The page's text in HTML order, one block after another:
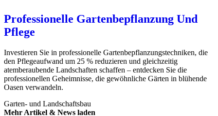
Professionelle Gartenbepflanzung Und
Pflege
Investieren Sie in professionelle Gartenbepflanzungstechniken, die
den Pflegeaufwand um 25 % reduzieren und gleichzeitig
atemberaubende Landschaften schaffen – entdecken Sie die
professionellen Geheimnisse, die gewöhnliche Gärten in blühende
Oasen verwandeln.
Garten- und Landschaftsbau
Mehr Artikel & News laden